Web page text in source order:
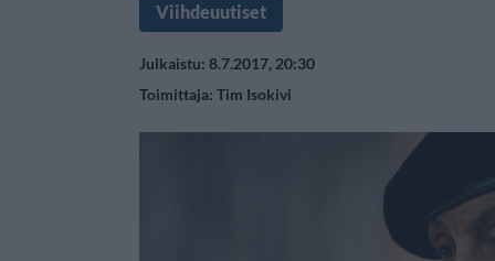
Viihdeuutiset
Julkaistu: 8.7.2017, 20:30
Toimittaja: Tim Isokivi